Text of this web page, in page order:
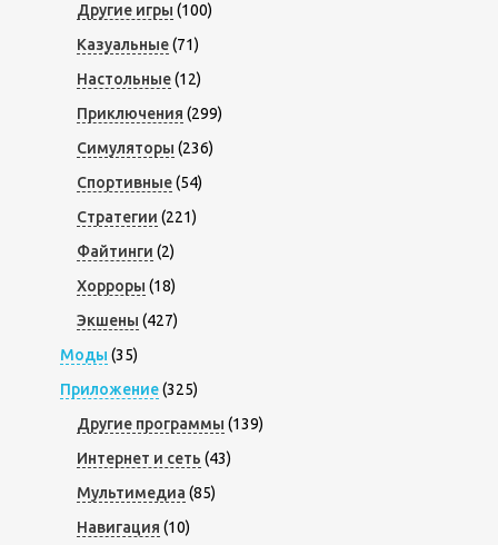
Другие игры (100)
Казуальные(71)
Настольные(12)
Приключения (299)
Симуляторы (236)
Спортивные(54)
Стратегии (221)
Файтинги (2)
Хорроры (18)
Экшены (427)
Моды (35)
Приложение(325)
Другие программы (139)
Интернет и сеть (43)
Мультимедиа (85)
Навигация (10)